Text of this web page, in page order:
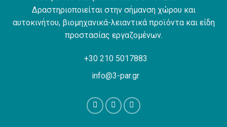
Δραστηριοποιείται στην σήμανση χώρου και
αυτοκινήτου, βιομηχανικά-λειαντικά προϊόντα και είδη
προστασίας εργαζομένων.
+30 210 5017883
info@3-par.gr